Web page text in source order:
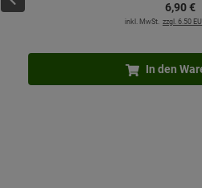
6,90€
inkl. MwSt. zzgl. 6.50
In den